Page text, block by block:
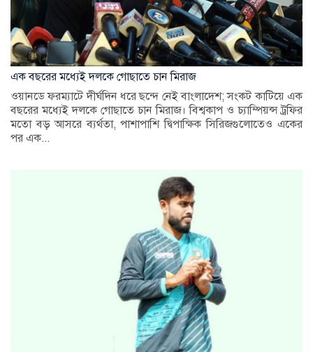
এক বছরের মধ্যেই দলকে গোছাতে চান মিরাজ
ওয়ানডে ফরম্যাটে দীর্ঘদিন ধরে ছন্দে নেই বাংলাদেশ; সংকট কাটিয়ে এক
বছরের মধ্যেই দলকে গোছাতে চান মিরাজ। বিশ্বকাপ ও চ্যাম্পিয়ন্স ট্রফির
মতো বড় আসরে ব্যর্থতা, পাশাপাশি দ্বিপাক্ষিক সিরিজগুলোতেও একের
পর এক...